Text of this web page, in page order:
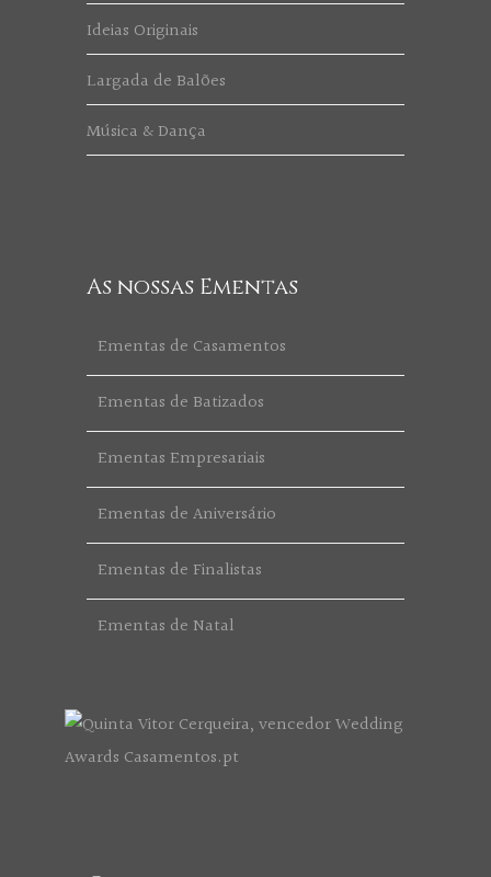
Ideias Originais
Largada de Balões
Música & Dança
As nossas Ementas
Ementas de Casamentos
Ementas de Batizados
Ementas Empresariais
Ementas de Aniversário
Ementas de Finalistas
Ementas de Natal